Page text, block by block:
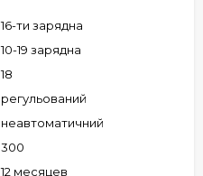
16-ти зарядна
10-19 зарядна
18
регульований
неавтоматичний
300
12 месяцев